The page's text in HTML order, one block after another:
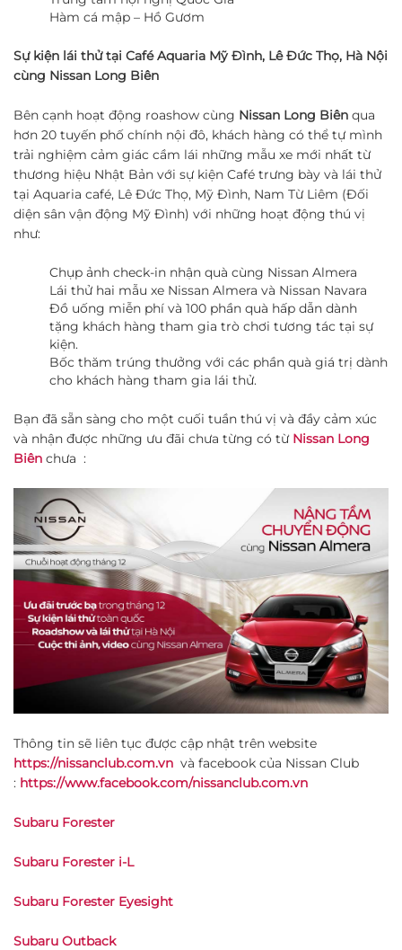
Hàm cá mập – Hồ Gươm
Sự kiện lái thử tại Café Aquaria Mỹ Đình, Lê Đức Thọ, Hà Nội
cùng Nissan Long Biên
Bên cạnh hoạt động roashow cùng Nissan Long Biên qua
hơn 20 tuyến phố chính nội đô, khách hàng có thể tự mình
trải nghiệm cảm giác cầm lái những mẫu xe mới nhất từ
thương hiệu Nhật Bản với sự kiện Café trưng bày và lái thử
tại Aquaria café, Lê Đức Thọ, Mỹ Đình, Nam Từ Liêm (Đối
diện sân vận động Mỹ Đình) với những hoạt động thú vị
như:
Chụp ảnh check-in nhận quà cùng Nissan Almera
Lái thử hai mẫu xe Nissan Almera và Nissan Navara
Đồ uống miễn phí và 100 phần quà hấp dẫn dành
tặng khách hàng tham gia trò chơi tương tác tại sự
kiện.
Bốc thăm trúng thưởng với các phần quà giá trị dành
cho khách hàng tham gia lái thử.
Bạn đã sẵn sàng cho một cuối tuần thú vị và đầy cảm xúc
và nhận được những ưu đãi chưa từng có từ Nissan Long
Biên chưa :
Thông tin sẽ liên tục được cập nhật trên website
https://nissanclub.com.vn và facebook của Nissan Club
: https://www.facebook.com/nissanclub.com.vn
Subaru Forester
Subaru Forester i-L
Subaru Forester Eyesight
Subaru Outback